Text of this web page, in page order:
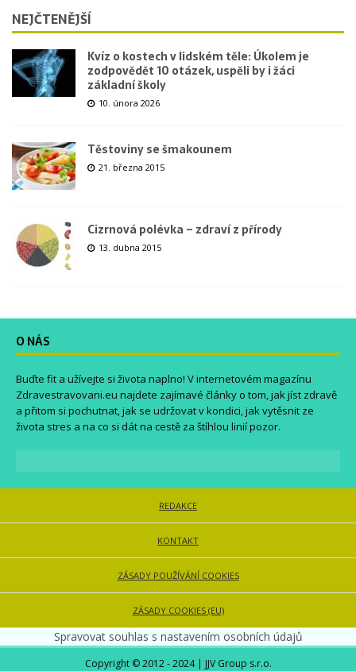
NEJČTENĚJŠÍ
Kvíz o kostech v lidském těle: Úkolem je
zodpovědět 10 otázek, uspěli by i žáci
základní školy
10. února 2026
Těstoviny se šmakounem
21. března 2015
Cizrnová polévka – zdraví z přírody
13. dubna 2015
O NÁS
Buďte fit a užívejte si života naplno! V internetovém magazínu
Zdravestravovani.eu najdete zajímavé články o tom, jak jíst zdravě
a přitom si pochutnat, jak se udržovat v kondici, jak vytěsnit ze
života stres a na co si dát na cestě za štíhlou linií pozor.
REDAKCE
KONTAKT
ZÁSADY POUŽÍVÁNÍ COOKIES
ZÁSADY COOKIES (EU)
Spravovat souhlas s nastavením osobních údajů
Copyright © 2012 - 2024 | JJV Group s.r.o.